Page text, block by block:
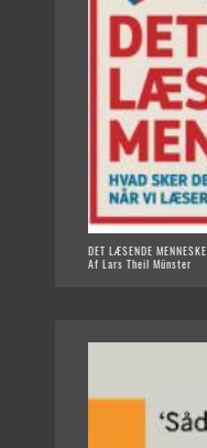
DET LÆSENDE MENNESKE
Af Lars Theil Münster